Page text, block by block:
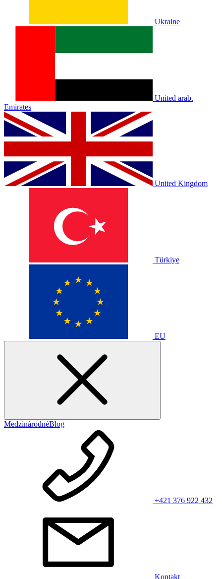
Ukraine
United arab.
Emirates
United Kingdom
Türkiye
EU
MedzinárodnéBlog
+421 376 922 432
Kontakt